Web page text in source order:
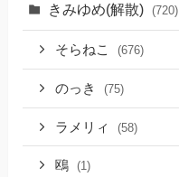
きみゆめ(解散) (720)
そらねこ (676)
のっき (75)
ラメリィ (58)
鴎 (1)